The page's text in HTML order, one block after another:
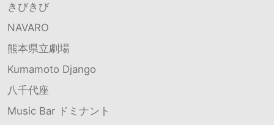
きびきび
NAVARO
熊本県立劇場
Kumamoto Django
八千代座
Music Bar ドミナント